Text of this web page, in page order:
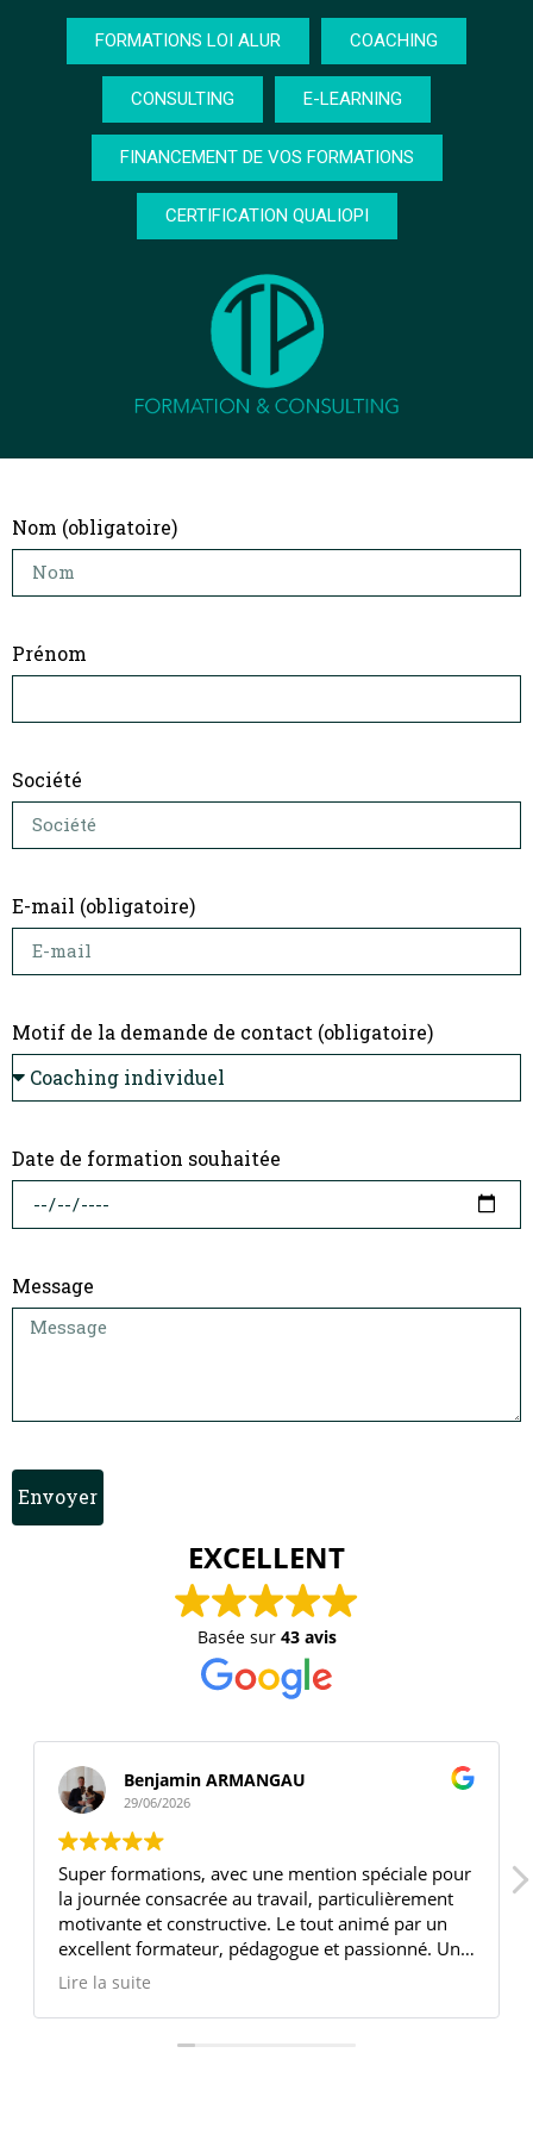
FORMATIONS LOI ALUR COACHING
CONSULTING E-LEARNING
FINANCEMENT DE VOS FORMATIONS
CERTIFICATION QUALIOPI
Nom (obligatoire)
Prénom
Société
E-mail (obligatoire)
Motif de la demande de contact (obligatoire)
Date de formation souhaitée
Message
Envoyer
EXCELLENT
Basée sur 43 avis
Benjamin ARMANGAU
29/06/2026
Super formations, avec une mention spéciale pour
la journée consacrée au travail, particulièrement
motivante et constructive. Le tout animé par un
excellent formateur, pédagogue et passionné. Une
expérience très enrichissante !
Lire la suite